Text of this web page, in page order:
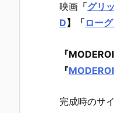
映画 「グリ
D】 「 ロー
『
『
完成時のサイ